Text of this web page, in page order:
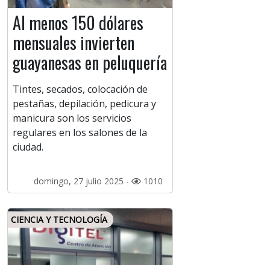
Al menos 150 dólares
mensuales invierten
guayanesas en peluquería
Tintes, secados, colocación de
pestañas, depilación, pedicura y
manicura son los servicios
regulares en los salones de la
ciudad.
domingo, 27 julio 2025 - 1010
CIENCIA Y TECNOLOGÍA